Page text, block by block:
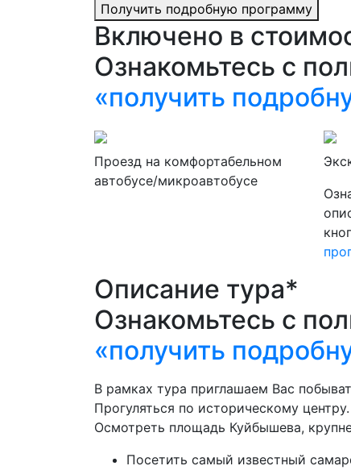
Получить подробную программу
Включено в
Ознакомьтесь с
«получить
Проезд на комфортабельном
автобусе/микроавтобусе
Описание тура*
Ознакомьтесь с
«получить
В рамках тура приглашаем Вас
Прогуляться по историческому
Осмотреть площадь Куйбышева,
Посетить самый известный